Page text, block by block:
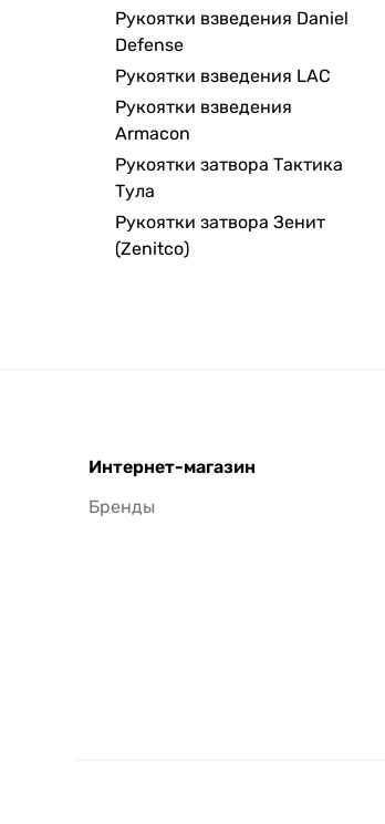
Рукоятки взведения Daniel
Defense
Рукоятки взведения LAC
Рукоятки взведения
Armacon
Рукоятки затвора Тактика
Тула
Рукоятки затвора Зенит
(Zenitco)
Интернет-магазин
Бренды